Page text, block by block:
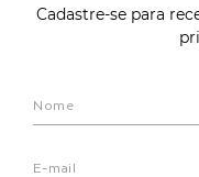
Cadastre-se para